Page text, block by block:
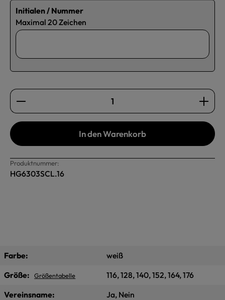
Initialen / Nummer
Maximal 20 Zeichen
Produkt Anzahl: Gib den gewünschten Wert ein
In den Warenkorb
Produktnummer:
HG6303SCL.16
Farbe:
weiß
Größe:
Größentabelle
116, 128, 140, 152, 164, 176
Vereinsname:
Ja, Nein